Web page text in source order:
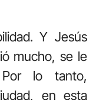
Y Jesús
mucho, se le
Por lo tanto,
en esta